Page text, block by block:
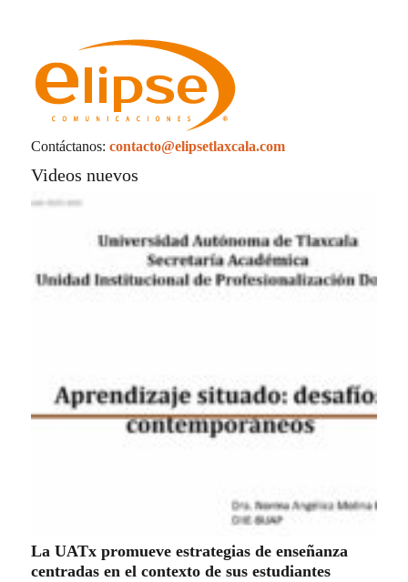
Contáctanos: contacto@elipsetlaxcala.com
Videos nuevos
La UATx promueve estrategias de enseñanza
centradas en el contexto de sus estudiantes